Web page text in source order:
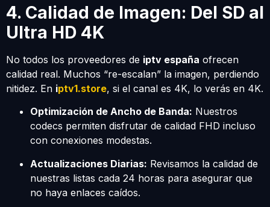
4. Calidad de Imagen: Del SD al
Ultra HD 4K
No todos los proveedores de iptv españa ofrecen
calidad real. Muchos “re-escalan” la imagen, perdiendo
nitidez. En iptv1.store, si el canal es 4K, lo verás en 4K.
Optimización de Ancho de Banda: Nuestros
codecs permiten disfrutar de calidad FHD incluso
con conexiones modestas.
Actualizaciones Diarias: Revisamos la calidad de
nuestras listas cada 24 horas para asegurar que
no haya enlaces caídos.